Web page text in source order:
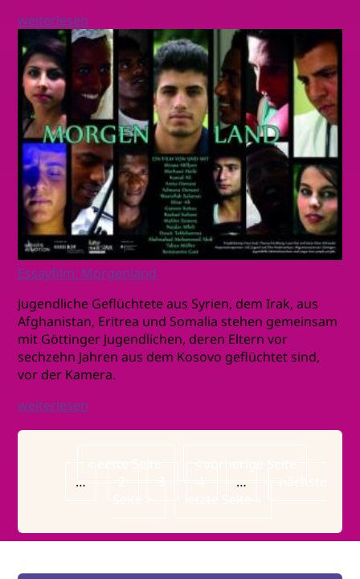
weiterlesen
Essayfilm: Morgenland
Jugendliche Geflüchtete aus Syrien, dem Irak, aus
Afghanistan, Eritrea und Somalia stehen gemeinsam
mit Göttinger Jugendlichen, deren Eltern vor
sechzehn Jahren aus dem Kosovo geflüchtet sind,
vor der Kamera.
weiterlesen
Seitennummerierung
…
…